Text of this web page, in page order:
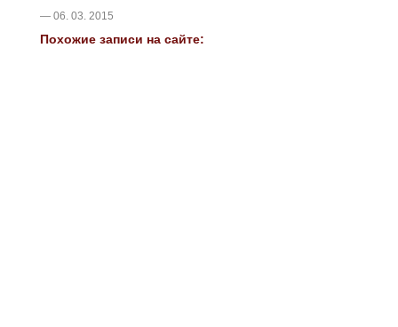
— 06. 03. 2015
Похожие записи на сайте: